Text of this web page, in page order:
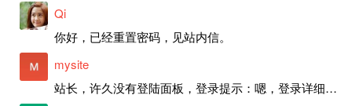
Qi
你好，已经重置密码，见站内信。
mysite
站长，许久没有登陆面板，登录提示：嗯，登录详细信息似乎不正确。请重试。 网站还可以正常使用。如果是密码问题请帮忙重置一下密码。谢谢。订单号：97790，账号：aa20210950。 站长，提交了工单，你回复续期成功，不过我的问题是面部登陆信息有问题，一直是初始密码，现在无法登陆，有时间麻烦排查一下。